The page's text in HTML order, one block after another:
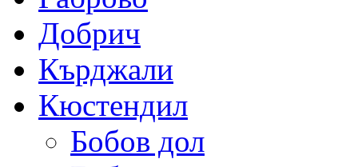
Добрич
Кърджали
Кюстендил
Бобов дол